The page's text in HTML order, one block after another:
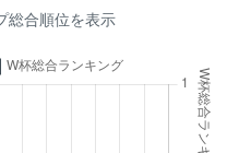
総合順位を表示